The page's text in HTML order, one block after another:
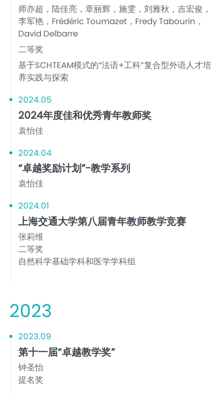
师亦超，陆佳亮，章丽辉，施雯，刘雅秋，吉宏俊，
李军艳，Frédéric Toumazet，Fredy Tabourin，
David Delbarre
二等奖
基于SCHTEAM模式的“法语+工科”复合型外语人才培
养实践与探索
2024.05
2024年度佳和优秀青年教师奖
袁怡佳
2024.04
“卓越奖励计划”-教学系列
袁怡佳
2024.01
上海交通大学第八届青年教师教学竞赛
张莉维
二等奖
自然科学基础学科和医学学科组
2023
2023.09
第十一届“卓越教学奖”
钟圣怡
提名奖